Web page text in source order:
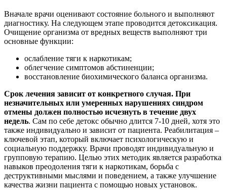
Вначале врачи оценивают состояние больного и выполняют
диагностику. На следующем этапе проводится детоксикация.
Очищение организма от вредных веществ выполняют три
основные функции:
ослабление тяги к наркотикам;
облегчение симптомов абстиненции;
восстановление биохимического баланса организма.
Срок лечения зависит от конкретного случая. При
незначительных или умеренных нарушениях синдром
отмены должен полностью исчезнуть в течение двух
недель. Сам по себе детокс обычно длится 7-10 дней, хотя это
также индивидуально и зависит от пациента. Реабилитация –
ключевой этап, который включает психологическую и
социальную поддержку. Врачи проводят индивидуальную и
групповую терапию. Целью этих методик является разработка
навыков преодоления тяги к наркотикам, борьба с
деструктивными мыслями и поведением, а также улучшение
качества жизни пациента с помощью новых установок.